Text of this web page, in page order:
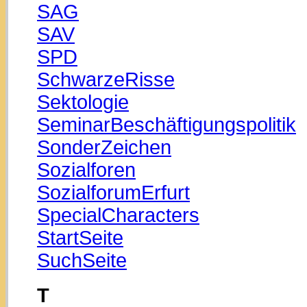
SAG
SAV
SPD
SchwarzeRisse
Sektologie
SeminarBeschäftigungspolitik
SonderZeichen
Sozialforen
SozialforumErfurt
SpecialCharacters
StartSeite
SuchSeite
T